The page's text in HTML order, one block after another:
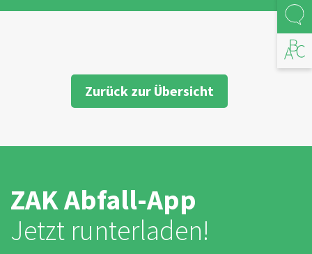
Zurück zur Übersicht
ZAK Abfall-App
Jetzt runterladen!